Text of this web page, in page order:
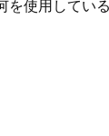
を使用してい